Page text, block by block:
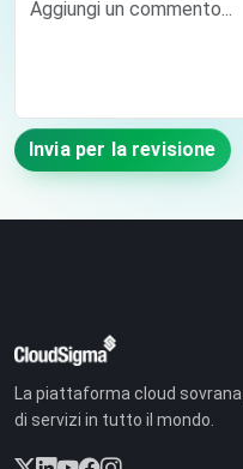
Invia per la revisione
La piattaforma cloud
di servizi in tutto il mondo.